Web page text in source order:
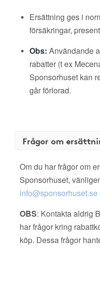
Ersättning ges i
försäkringar,
Obs: Användande
rabatter (t ex
Sponsorhuset kan
går förlorad.
Frågor om
Om du har frågor om
Sponsorhuset,
info@sponsorhuset.se
OBS: Kontakta aldrig
har frågor kring
köp. Dessa frågor